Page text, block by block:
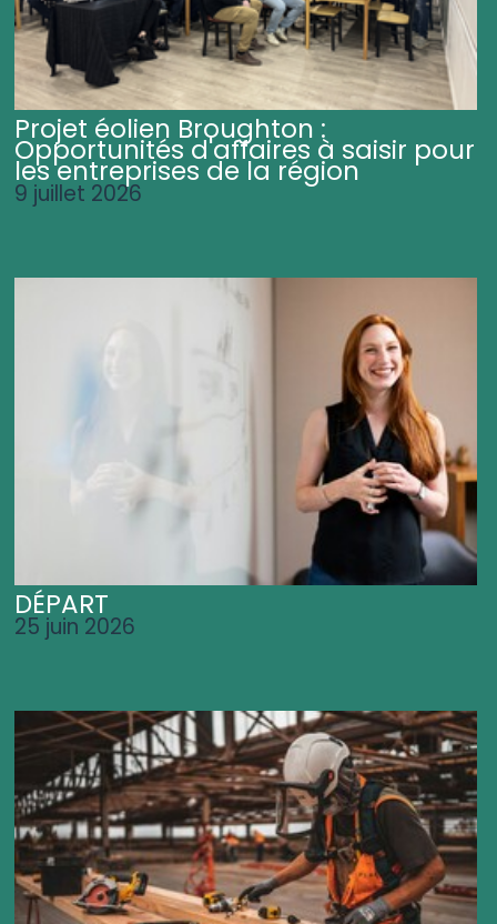
Projet éolien Broughton :
Opportunités d'affaires à saisir pour
les entreprises de la région
9 juillet 2026
DÉPART
25 juin 2026